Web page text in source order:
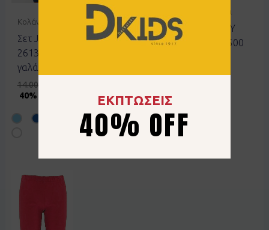
Κολάν
Σετ JOYCE
2613132
γαλάζιο
14.00€
40% OFF
Πιτζάμες
Πιζάμα
ZIPPY
14.99€7.50€
Παντελόνια
Τζιν ZIPPY
3106564500
ΕΚΠΤΩΣΕΙΣ
40% OFF